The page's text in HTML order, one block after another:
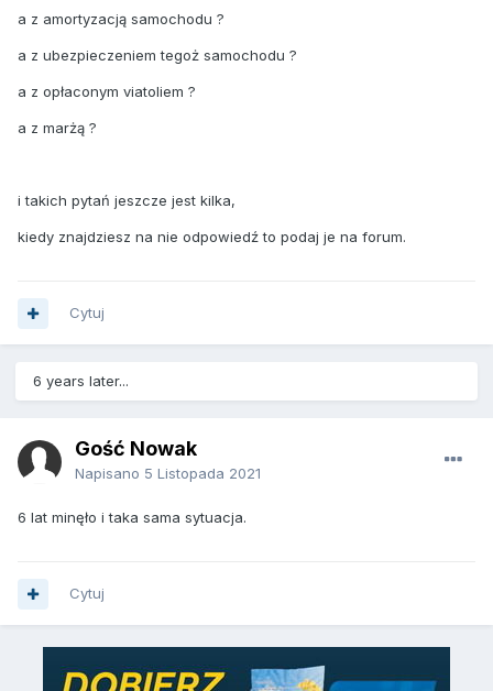
a z amortyzacją samochodu ?
a z ubezpieczeniem tegoż samochodu ?
a z opłaconym viatoliem ?
a z marżą ?
i takich pytań jeszcze jest kilka,
kiedy znajdziesz na nie odpowiedź to podaj je na forum.
Cytuj
6 years later...
Gość Nowak
Napisano 5 Listopada 2021
6 lat minęło i taka sama sytuacja.
Cytuj